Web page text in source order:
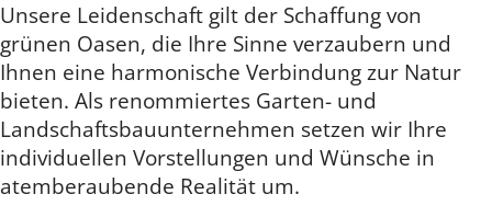
Unsere Leidenschaft gilt der Schaffung von
grünen Oasen, die Ihre Sinne verzaubern und
Ihnen eine harmonische Verbindung zur Natur
bieten. Als renommiertes Garten- und
Landschaftsbauunternehmen setzen wir Ihre
individuellen Vorstellungen und Wünsche in
atemberaubende Realität um.